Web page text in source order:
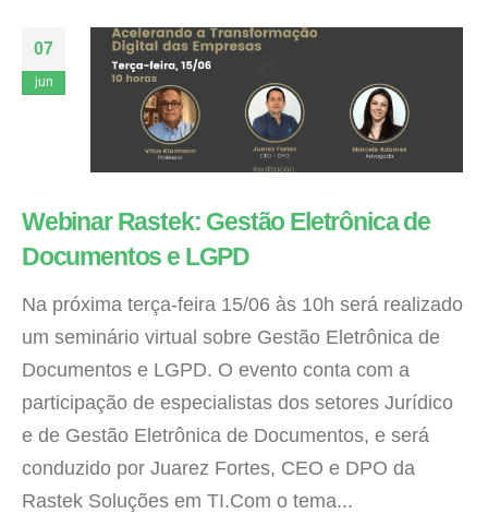
07
jun
Webinar Rastek: Gestão Eletrônica de
Documentos e LGPD
Na próxima terça-feira 15/06 às 10h será realizado
um seminário virtual sobre Gestão Eletrônica de
Documentos e LGPD. O evento conta com a
participação de especialistas dos setores Jurídico
e de Gestão Eletrônica de Documentos, e será
conduzido por Juarez Fortes, CEO e DPO da
Rastek Soluções em TI.Com o tema...